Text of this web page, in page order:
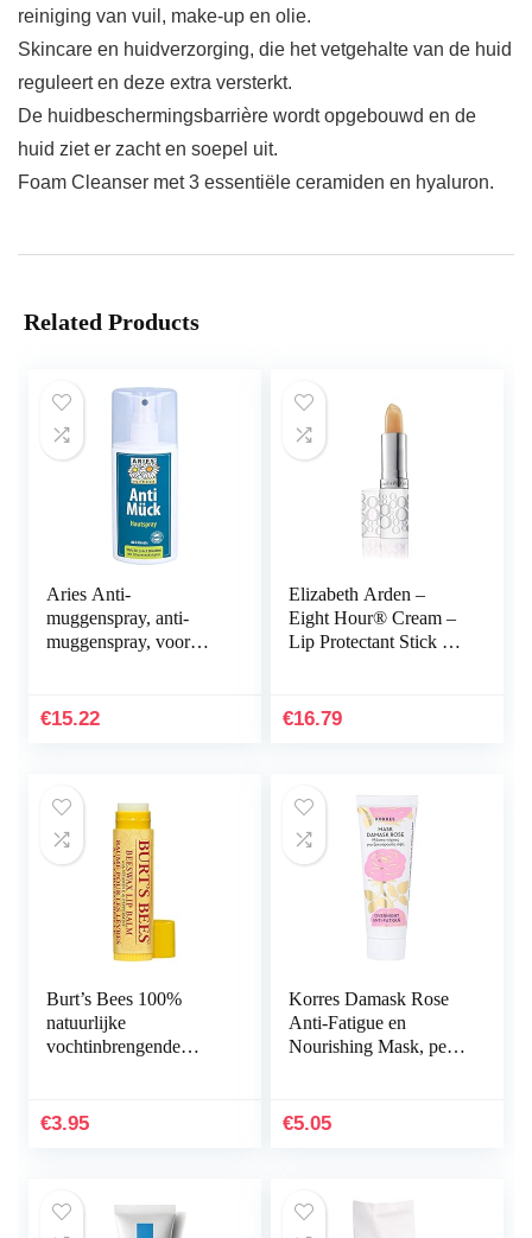
reiniging van vuil, make-up en olie.
Skincare en huidverzorging, die het vetgehalte van de huid
reguleert en deze extra versterkt.
De huidbeschermingsbarrière wordt opgebouwd en de
huid ziet er zacht en soepel uit.
Foam Cleanser met 3 essentiële ceramiden en hyaluron.
Related Products
Aries Anti-
muggenspray, anti-
muggenspray, voor
€15.22
Elizabeth Arden –
Eight Hour® Cream –
Lip Protectant Stick –
€16.79
Burt’s Bees 100%
natuurlijke
vochtinbrengende
€3.95
Korres Damask Rose
Anti-Fatigue en
Nourishing Mask, per
€5.05